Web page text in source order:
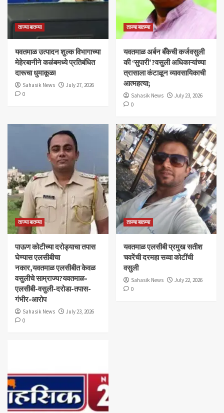
ताज्या बातम्या
यवतमाळ उत्पादन शुल्क विभागाच्या
मेहेरबानीने कळंबमध्ये प्रतिबंधित
दारूचा धुमाकूळ!
Sahasik News
July 27, 2026
0
ताज्या बातम्या
​यवतमाळ अर्बन बँकेची कर्जवसुली
की ‘सुपारी’?वसुली अधिकाऱ्यांच्या
त्रासाला कंटाळून व्यावसायिकाची
आत्महत्या;
Sahasik News
July 23, 2026
0
ताज्या बातम्या
पाऊण कोटीच्या दरोड्याचा तपास
घेण्यास एलसीबीचा
नकार,यवतमाळ एलसीबीत केवळ
वसुलीचे साम्राज्य?यवतमाळ-
एलसीबी-वसुली-दरोडा-तपास-
गंभीर-आरोप
Sahasik News
July 23, 2026
0
ताज्या बातम्या
यवतमाळ एलसीबी प्रमुख सतीश
चवरेंची दरमहा सव्वा कोटींची
वसुली
Sahasik News
July 22, 2026
0